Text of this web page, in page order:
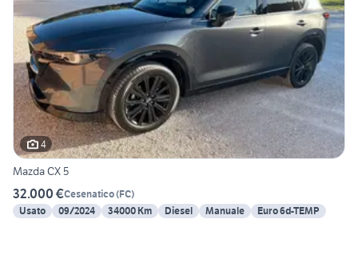
4
Mazda CX 5
32.000 €Cesenatico(FC)
Usato
09/2024 34000 Km Diesel Manuale Euro 6d-TEMP